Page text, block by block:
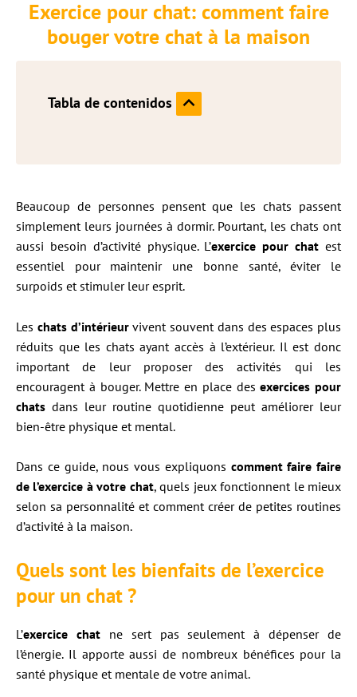
Exercice pour chat: comment faire
bouger votre chat à la maison
Tabla de contenidos
Beaucoup de personnes pensent que les chats passent
simplement leurs journées à dormir. Pourtant, les chats ont
aussi besoin d’activité physique. L’exercice pour chat est
essentiel pour maintenir une bonne santé, éviter le
surpoids et stimuler leur esprit.
Les chats d’intérieurvivent souvent dans des espaces plus
réduits que les chats ayant accès à l’extérieur. Il est donc
important de leur proposer des activités qui les
encouragent à bouger. Mettre en place desexercices pour
chats dans leur routine quotidienne peut améliorer leur
bien-être physique et mental.
Dans ce guide, nous vous expliquons comment faire faire
de l’exercice à votre chat, quels jeux fonctionnent le mieux
selon sa personnalité et comment créer de petites routines
d’activité à la maison.
Quels sont les bienfaits de l’exercice
pour un chat ?
L’exercice chatne sert pas seulement à dépenser de
l’énergie. Il apporte aussi de nombreux bénéfices pour la
santé physique et mentale de votre animal.